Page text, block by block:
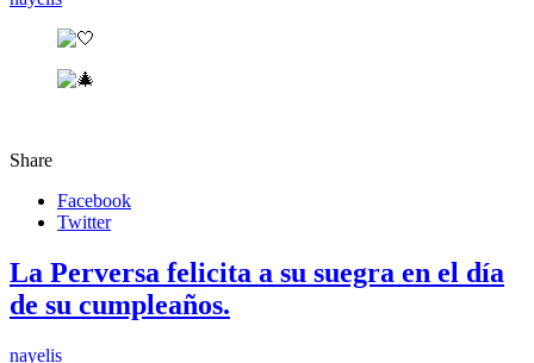
Share
Facebook
Twitter
La Perversa felicita a su suegra en el día
de su cumpleaños.
nayelis